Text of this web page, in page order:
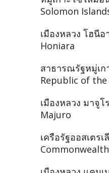
Solomon
เมืองหลวง โฮนีอ
Honiara
สาธารณรัฐหมู่เ
Republic of
เมืองหลวง มาจูโร
Majuro
เครือรัฐออสเตรเ